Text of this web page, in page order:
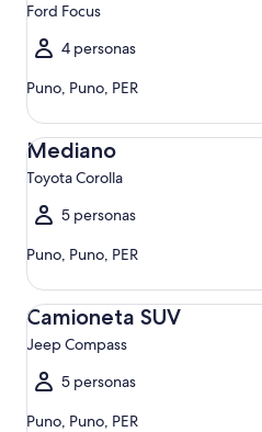
Ford Focus
4 personas
Puno, Puno, PER
Mediano
Toyota Corolla
5 personas
Puno, Puno, PER
Mediano Toyota Corolla
Camioneta SUV
Jeep Compass
5 personas
Puno, Puno, PER
Camioneta SUV Jeep Compass